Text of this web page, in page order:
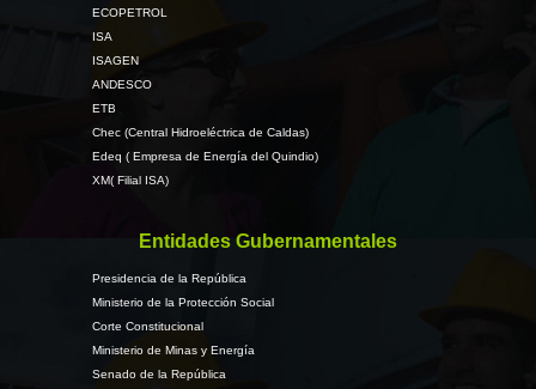
ECOPETROL
ISA
ISAGEN
ANDESCO
ETB
Chec (Central Hidroeléctrica de Caldas)
Edeq ( Empresa de Energía del Quindio)
XM( Filial ISA)
Entidades Gubernamentales
Presidencia de la República
Ministerio de la Protección Social
Corte Constitucional
Ministerio de Minas y Energía
Senado de la República